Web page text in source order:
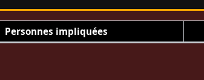
Personnes impliquées